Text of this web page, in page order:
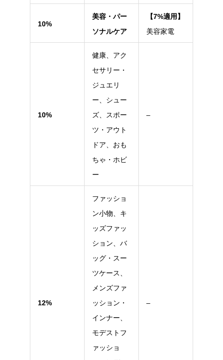
10%
美容・パー
ソナルケア
【7%適用】
美容家電
10%
健康、アク
セサリー・
ジュエリ
ー、シュー
ズ、スポー
ツ・アウト
ドア、おも
ちゃ・ホビ
ー
–
12%
ファッショ
ン小物、キ
ッズファッ
ション、バ
ッグ・スー
ツケース、
メンズファ
ッション・
インナー、
モデストフ
ァッショ
–